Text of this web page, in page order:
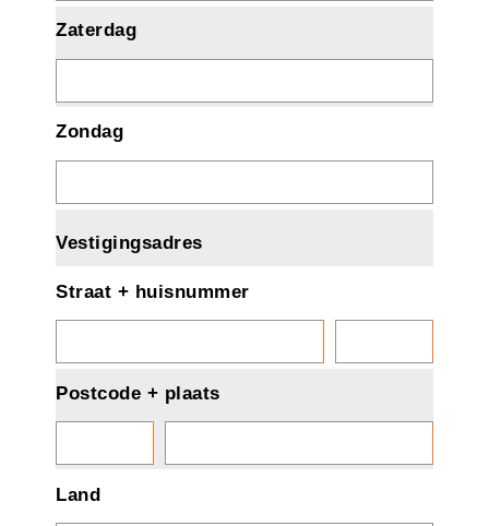
Zaterdag
Zondag
Vestigingsadres
Straat + huisnummer
Postcode + plaats
Land